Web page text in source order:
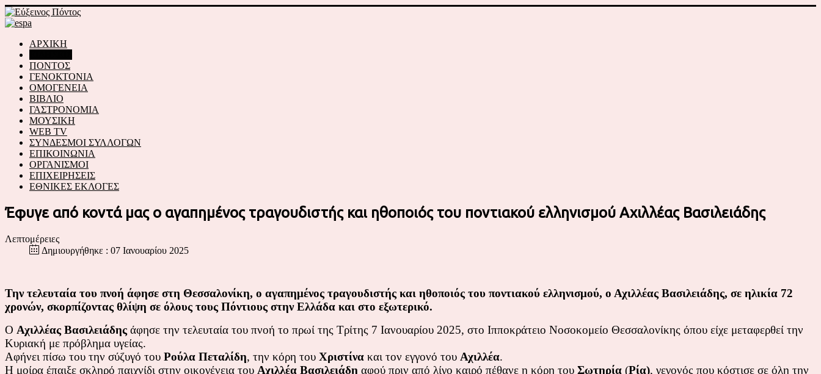
ΑΡΧΙΚΗ
ΠΟΝΤΟΣ
ΓΕΝΟΚΤΟΝΙΑ
ΟΜΟΓΕΝΕΙΑ
ΒΙΒΛΙΟ
ΓΑΣΤΡΟΝΟΜΙΑ
ΜΟΥΣΙΚΗ
WEB TV
ΣΥΝΔΕΣΜΟΙ ΣΥΛΛΟΓΩΝ
ΕΠΙΚΟΙΝΩΝΙΑ
ΟΡΓΑΝΙΣΜΟΙ
ΕΠΙΧΕΙΡΗΣΕΙΣ
ΕΘΝΙΚΕΣ ΕΚΛΟΓΕΣ
Έφυγε από κοντά μας ο αγαπημένος τραγουδιστής και ηθοποιός του ποντιακού ελληνισμού Αχιλλέας Βασιλειάδης
Λεπτομέρειες
Δημιουργήθηκε : 07 Ιανουαρίου 2025
Την τελευταία του πνοή άφησε στη Θεσσαλονίκη, ο αγαπημένος τραγουδιστής και ηθοποιός του ποντιακού ελληνισμού, ο Αχιλλέας Βασιλειάδης, σε ηλικία 72
χρονών, σκορπίζοντας θλίψη σε όλους τους Πόντιους στην Ελλάδα και στο εξωτερικό.
Ο Αχιλλέας Βασιλειάδης άφησε την τελευταία του πνοή το πρωί της Τρίτης 7 Ιανουαρίου 2025, στο Ιπποκράτειο Νοσοκομείο Θεσσαλονίκης όπου είχε μεταφερθεί την
Κυριακή με πρόβλημα υγείας.
Αφήνει πίσω του την σύζυγό του Ρούλα Πεταλίδη, την κόρη του Χριστίνα και τον εγγονό του Αχιλλέα.
Η μοίρα έπαιξε σκληρό παιχνίδι στην οικογένεια του Αχιλλέα Βασιλειάδη αφού πριν από λίγο καιρό πέθανε η κόρη του Σωτηρία (Ρία), γεγονός που κόστισε σε όλη την